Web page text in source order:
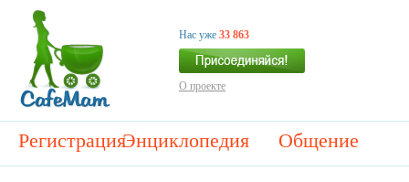
Нас уже 33 863
О проекте
РегистрацияЭнциклопедия Общение